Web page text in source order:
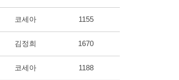
코세아 1155
김정희 1670
코세아 1188